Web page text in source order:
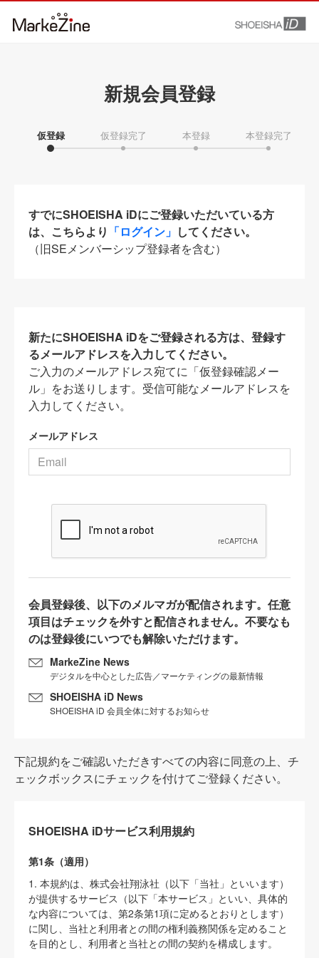
新規会員登録
仮登録 仮登録完了 本登録 本登録完了
すでにSHOEISHA iDにご登録いただいている方
は、こちらより 「ログイン」 してください。
（旧SEメンバーシップ登録者を含む）
新たにSHOEISHA iDをご登録される方は、登録す
るメールアドレスを入力してください。
ご入力のメールアドレス宛てに「仮登録確認メー
ル」をお送りします。受信可能なメールアドレスを
入力してください。
メールアドレス
会員登録後、以下のメルマガが配信されます。任意
項目はチェックを外すと配信されません。不要なも
のは登録後にいつでも解除いただけます。
MarkeZine News
デジタルを中心とした広告／マーケティングの最新情報
SHOEISHA iD News
SHOEISHA iD 会員全体に対するお知らせ
下記規約をご確認いただきすべての内容に同意の上、チ
ェックボックスにチェックを付けてご登録ください。
SHOEISHA iDサービス利用規約
第1条（適用）
1. 本規約は、株式会社翔泳社（以下「当社」といいます）
が提供するサービス（以下「本サービス」といい、具体的
な内容については、第2条第1項に定めるとおりとします）
に関し、当社と利用者との間の権利義務関係を定めること
を目的とし、利用者と当社との間の契約を構成します。